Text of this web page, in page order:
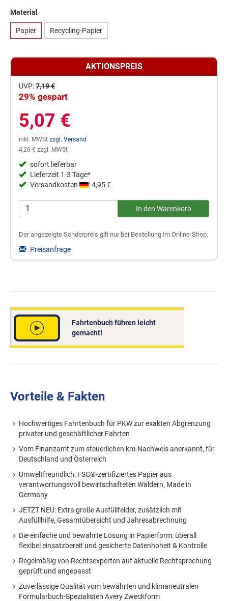
Material
Papier Recycling-Papier
AKTIONSPREIS
UVP:7,19 €
29% gespart
5,07 €
inkl. MWSt zzgl. Versand
4,26 € zzgl. MWSt
sofort lieferbar
Lieferzeit 1-3 Tage*
Versandkosten
: 4,95 €
Der angezeigte Sonderpreis gilt nur bei Bestellung im Online-Shop.
Preisanfrage
Fahrtenbuch führen leicht
gemacht!
Vorteile & Fakten
Hochwertiges Fahrtenbuch für PKW zur exakten Abgrenzung
privater und geschäftlicher Fahrten
Vom Finanzamt zum steuerlichen km-Nachweis anerkannt, für
Deutschland und Österreich
Umweltfreundlich: FSC®-zertifiziertes Papier aus
verantwortungsvoll bewirtschafteten Wäldern, Made in
Germany
JETZT NEU: Extra große Ausfüllfelder, zusätzlich mit
Ausfüllhilfe, Gesamtübersicht und Jahresabrechnung
Die einfache und bewährte Lösung in Papierform: überall
flexibel einsatzbereit und gesicherte Datenhoheit & Kontrolle
Regelmäßig von Rechtsexperten auf aktuelle Rechtsprechung
geprüft und angepasst
Zuverlässige Qualität vom bewährten und klimaneutralen
Formularbuch-Spezialisten Avery Zweckform